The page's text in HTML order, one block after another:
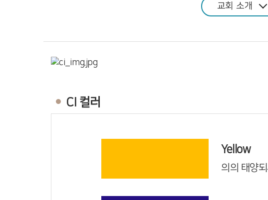
교회 소개
CI 컬러
Yellow
의의 태양
복지 문화
커뮤니티